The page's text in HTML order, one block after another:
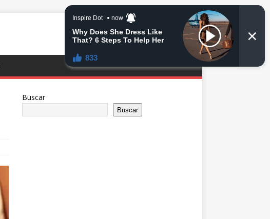
Buscar
Buscar